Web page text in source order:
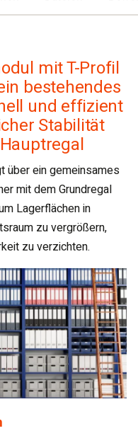
mit T-Profil
bestehendes
und effizient
Stabilität
über ein gemeinsames
mit dem Grundregal
Lagerflächen in
zu vergrößern,
zu verzichten.